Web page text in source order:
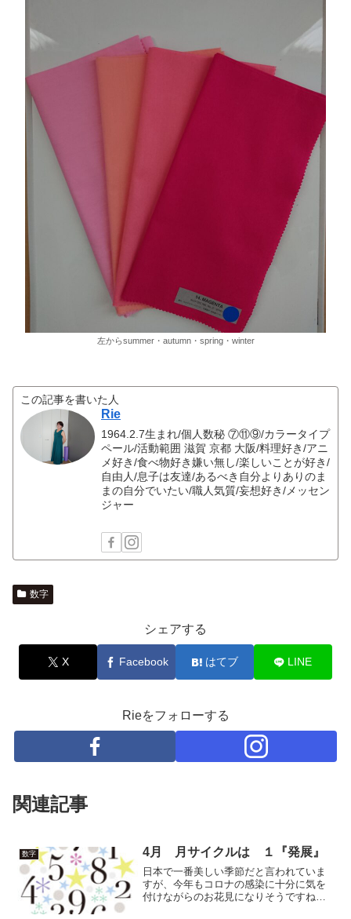
左からsummer・autumn・spring・winter
この記事を書いた人
Rie
1964.2.7生まれ/個人数秘 ⑦⑪⑨/カラータイプ
ペール/活動範囲 滋賀 京都 大阪/料理好き/アニ
メ好き/食べ物好き嫌い無し/楽しいことが好き/
自由人/息子は友達/あるべき自分よりありのま
まの自分でいたい/職人気質/妄想好き/メッセン
ジャー
数字
シェアする
X Facebook はてブ LINE
Rieをフォローする
関連記事
数字 4月 月サイクルは １『発展』
日本で一番美しい季節だと言われていま
すが、今年もコロナの感染に十分に気を
付けながらのお花見になりそうですね。